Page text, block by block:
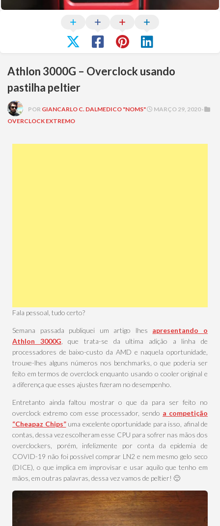
Athlon 3000G – Overclock usando
pastilha peltier
POR GIANCARLO C. DALMEDICO "NOMS"
MARÇO 29, 2020 ·
OVERCLOCK EXTREMO
Fala pessoal, tudo certo?
Semana passada publiquei um artigo lhes apresentando o
Athlon 3000G , que trata-se da ultima adição a linha de
processadores de baixo-custo da AMD e naquela oportunidade,
trouxe-lhes alguns números nos benchmarks, o que poderia ser
feito em termos de overclock enquanto usando o cooler original e
a diferença que esses ajustes fizeram no desempenho.
Entretanto ainda faltou mostrar o que da para ser feito no
overclock extremo com esse processador, sendo a competição
“Cheapaz Chips”uma excelente oportunidade para isso, afinal de
contas, dessa vez escolheram esse CPU para sofrer nas mãos dos
overclockers, porém, infelizmente por conta da epidemia de
COVID-19 não foi possível comprar LN2 e nem mesmo gelo seco
(DICE), o que implica em improvisar e usar aquilo que tenho em
mãos, em outras palavras, dessa vez vamos de peltier! 🙂